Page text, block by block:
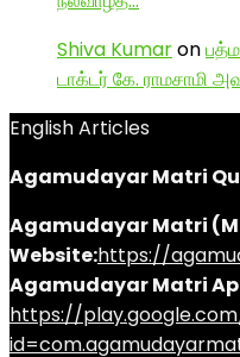
Shiva Kumaron
டாக்டர் கே. ராமசாமி
English Articles
Agamudayar Matri
Agamudayar Matri
Website:https://
Agamudayar Matri
https://